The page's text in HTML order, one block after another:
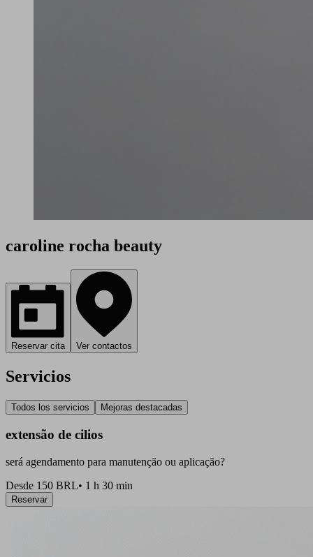
caroline rocha beauty
Reservar cita Ver contactos
Servicios
Todos los servicios Mejoras destacadas
extensão de cilios
será agendamento para manutenção ou aplicação?
Desde 150 BRL• 1 h 30 min
Reservar